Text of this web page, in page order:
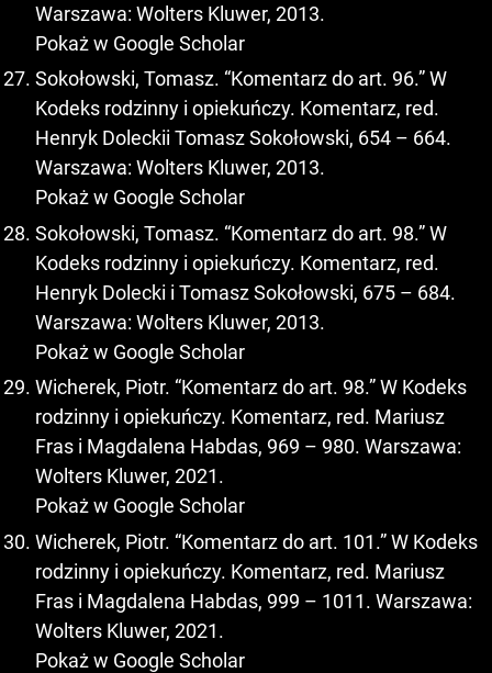
Warszawa: Wolters Kluwer, 2013.
Pokaż w Google Scholar
Sokołowski, Tomasz. “Komentarz do art. 96.” W
Kodeks rodzinny i opiekuńczy. Komentarz, red.
Henryk Doleckii Tomasz Sokołowski, 654 – 664.
Warszawa: Wolters Kluwer, 2013.
Pokaż w Google Scholar
Sokołowski, Tomasz. “Komentarz do art. 98.” W
Kodeks rodzinny i opiekuńczy. Komentarz, red.
Henryk Dolecki i Tomasz Sokołowski, 675 – 684.
Warszawa: Wolters Kluwer, 2013.
Pokaż w Google Scholar
Wicherek, Piotr. “Komentarz do art. 98.” W Kodeks
rodzinny i opiekuńczy. Komentarz, red. Mariusz
Fras i Magdalena Habdas, 969 – 980. Warszawa:
Wolters Kluwer, 2021.
Pokaż w Google Scholar
Wicherek, Piotr. “Komentarz do art. 101.” W Kodeks
rodzinny i opiekuńczy. Komentarz, red. Mariusz
Fras i Magdalena Habdas, 999 – 1011. Warszawa:
Wolters Kluwer, 2021.
Pokaż w Google Scholar